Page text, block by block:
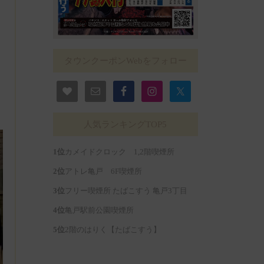
カメイドクロック 1,2階喫煙所
アトレ亀戸 6F喫煙所
フリー喫煙所 たばこすう 亀戸3丁目
亀戸駅前公園喫煙所
2階のはりく【たばこすう】